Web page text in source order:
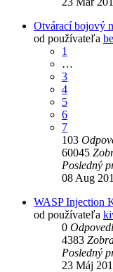
Otvárací bojový
od používateľa
1
…
3
4
5
6
7
103
60045
Posledný
08 Aug
WASP Injection
od používateľa
0 Odpovedí
4383
Posledný
23 Máj